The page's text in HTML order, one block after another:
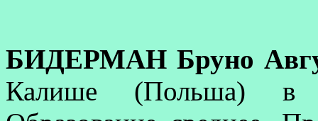
БИДЕРМАН Бруно
Калише (Польша) в